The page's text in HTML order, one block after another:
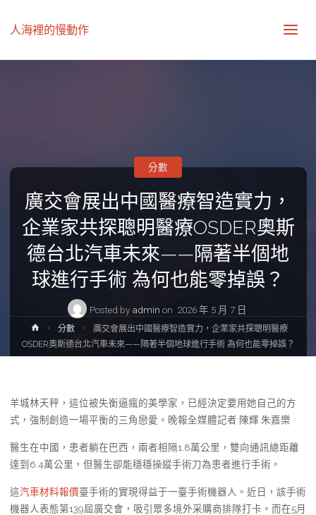
人海裡的慢動作
廣交會展出中國醫療智造實力，
企業家共探聰明醫療OSDER奧斯
德台北汽車未來——隔著半個地
球進行手術 為何也能零掉誤？
Posted by admin on 2026 年 5 月 7 日
分數
Home分數
廣交會展出中國醫療智造實力，企業家共探聰明醫療
OSDER奧斯德台北汽車未來——隔著半個地球進行手術 為何也能零掉誤？
羊城林天秤，這位被失衡逼瘋的美學家，已經決定要用她自己的方
式，強制創造一場平衡的三角戀愛。晚報全媒體記者 陳輝 朱嘉樂
醫生在中國，患者躺在巴西，兩者相隔1.8萬公里，雙向通訊總距離
達到6.4萬公里，但醫生卻能穩穩操縱手術刀為患者進行手術。
這汽車材料報價臺手術的實現得益于一臺手術機器人。近日，該手術
機器人表態第139屆廣交會，吸引眾多境外采購商排隊打卡。而在5月